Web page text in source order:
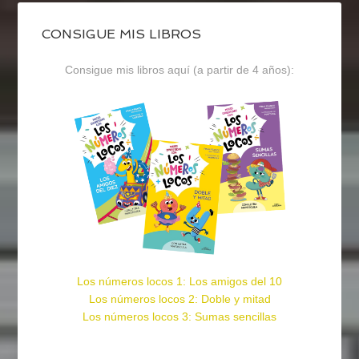
CONSIGUE MIS LIBROS
Consigue mis libros aquí (a partir de 4 años):
Los números locos 1: Los amigos del 10
Los números locos 2: Doble y mitad
Los números locos 3: Sumas sencillas